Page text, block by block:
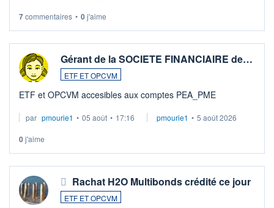
7commentaires • 0j'aime
Gérant de la SOCIETE FINANCIAIRE de…
ETF ET OPCVM
ETF et OPCVM accesibles aux comptes PEA_PME
par pmourie1 • 05 août • 17:16 pmourie1 • 5 août 2026
0j'aime
Rachat H2O Multibonds crédité ce jour
ETF ET OPCVM